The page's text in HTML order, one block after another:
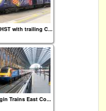
with trailing C...
Trains East Co...